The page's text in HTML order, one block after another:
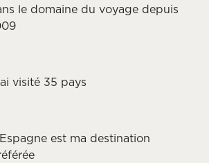
le domaine du voyage depuis
visité 35 pays
est ma destination